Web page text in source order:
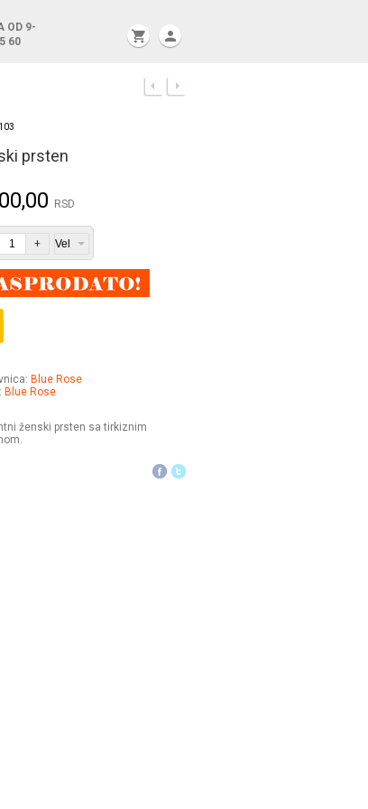
OD 9-
60 shopping_cart person
103
prsten
RSD
+
Blue Rose
Blue Rose
ženski prsten sa tirkiznim